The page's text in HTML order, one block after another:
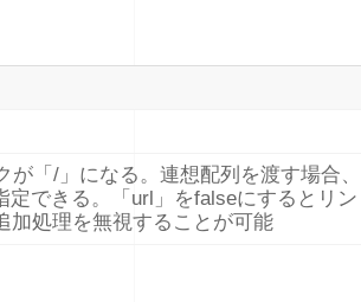
「/」になる。連想配列を渡す場合、
できる。「url」をfalseにするとリン
加処理を無視することが可能